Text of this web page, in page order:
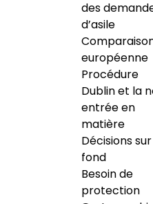
des
d’asile
européenne
Procédure
Dublin et la
entrée en
matière
Décisions
fond
Besoin de
protection